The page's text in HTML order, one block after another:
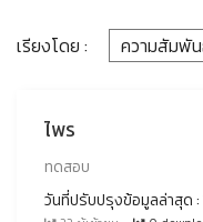
เรียงโดย :
ไพร
ทดสอบ
วันที่ปรับปรุงข้อมูลล่าสุด :